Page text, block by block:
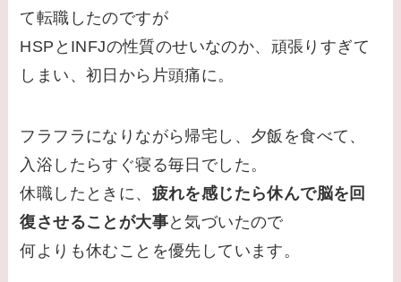
て転職したのですが
HSPとINFJの性質のせいなのか、頑張りすぎて
しまい、初日から片頭痛に。
フラフラになりながら帰宅し、夕飯を食べて、
入浴したらすぐ寝る毎日でした。
休職したときに、 疲れを感じたら休んで脳を回
復させることが大事と気づいたので
何よりも休むことを優先しています。